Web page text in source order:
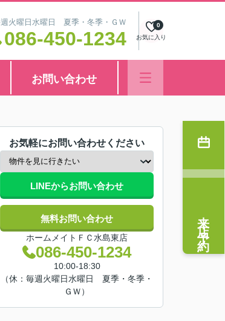
火曜日水曜日 夏季・冬季・ＧＷ
086-450-1234 お気に入り
0
お問い合わせ
お気軽にお問い合わせください
LINEからお問い合わせ
無料お問い合わせ
ホームメイトＦＣ水島東店
086-450-1234
10:00-18:30
（休：毎週火曜日水曜日 夏季・冬季・
ＧＷ）
来店予約